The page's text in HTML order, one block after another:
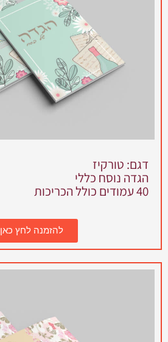
דגם: טורקיז
הגדה נוסח כללי
40 עמודים כולל הכריכות
להזמנה לחץ כאן